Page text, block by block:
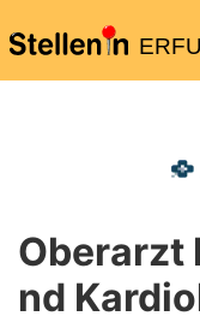
Oberarzt
nd